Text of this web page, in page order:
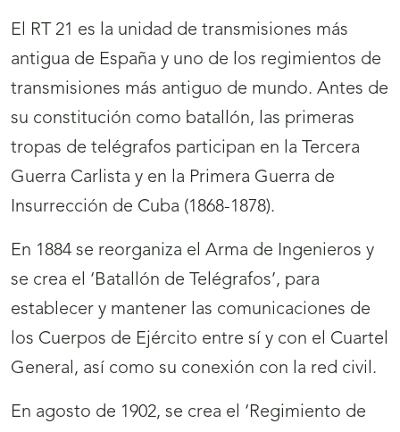
El RT 21 es la unidad de transmisiones más
antigua de España y uno de los regimientos de
transmisiones más antiguo de mundo. Antes de
su constitución como batallón, las primeras
tropas de telégrafos participan en la Tercera
Guerra Carlista y en la Primera Guerra de
Insurrección de Cuba (1868-1878).
En 1884 se reorganiza el Arma de Ingenieros y
se crea el ‘Batallón de Telégrafos’, para
establecer y mantener las comunicaciones de
los Cuerpos de Ejército entre sí y con el Cuartel
General, así como su conexión con la red civil.
En agosto de 1902, se crea el ‘Regimiento de